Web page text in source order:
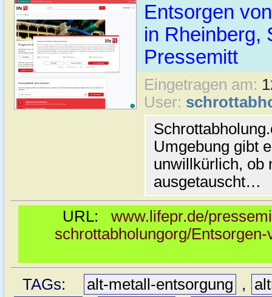
Entsorgen
in Rheinberg,
Pressemitt
Eingetragen am:
User:
Umgebung gibt
unwillkürlich, ob
ausgetauscht…
URL: www.lifepr.de/
schrottabholungorg/
TAGs: alt-metall-entsorgung ,